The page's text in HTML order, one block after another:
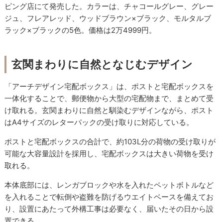
ピング店にて発売した。カラーは、チャコールグレー、グレー
ジュ、フレアレッド、ウッドブラウン×ブラック、モルタルブ
ラック×ブラックの5色。価格は2万4999円。
玄関まわりに自然となじむデザイン
「アーチデザイン宅配ボックス」は、ポストと宅配ボックスを
一体化することで、郵便物から大型の宅配物まで、まとめて受
け取れる。玄関まわりに自然と馴染むデザインながら、ポスト
はA4サイズのレターパックの受け取りに対応している。
ポストと宅配ボックスの合計で、約103L分の荷物の受け取りが
可能な大容量設計を採用し、宅配ボックスは大きい荷物を受け
取れる。
本体底部には、レンガブロックや水を入れたペットボトルなど
を入れることで転倒や盗難を防げるウエイトベースを備えてお
り、設置にあたって外構工事は必要なく、届いたその日から設